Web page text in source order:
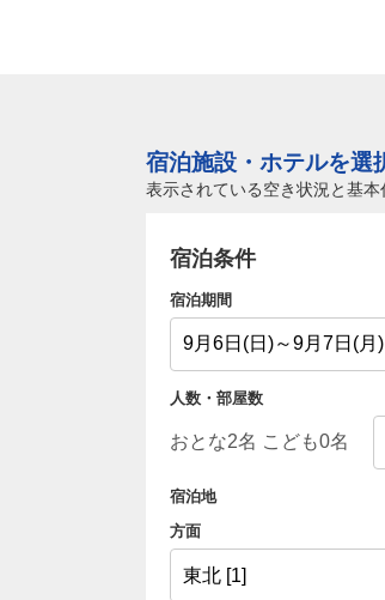
宿泊施設・ホテルを選
表示されている空き状況と基
宿泊条件
宿泊期間
人数・部屋数
宿泊地
方面